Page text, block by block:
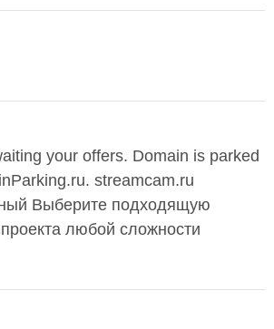
your offers. Domain is parked
streamcam.ru
Выберите подходящую
любой сложности